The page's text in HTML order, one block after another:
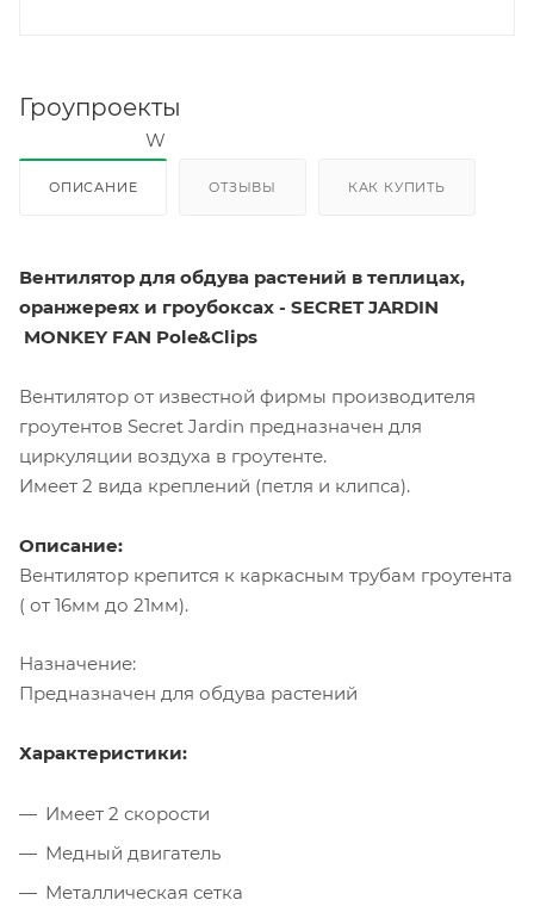
Гроупроекты
ОПИСАНИЕ ОТЗЫВЫ КАК КУПИТЬ
Вентилятор для обдува растений в теплицах,
оранжереях и гроубоксах - SECRET JARDIN
MONKEY FAN Pole&Clips
Вентилятор от известной фирмы производителя
гроутентов Secret Jardin предназначен для
циркуляции воздуха в гроутенте.
Имеет 2 вида креплений (петля и клипса).
Описание:
Вентилятор крепится к каркасным трубам гроутента
( от 16мм до 21мм).
Назначение:
Предназначен для обдува растений
Характеристики:
Имеет 2 скорости
Медный двигатель
Металлическая сетка